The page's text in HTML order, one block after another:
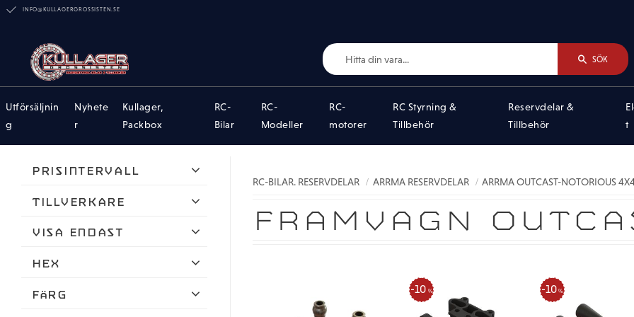
INFO@KULLAGERGROSSISTEN.SE
SÖK
Utförsäljnin
g
Nyhete
r
Kullager,
Packbox
RC-
Bilar
RC-
Modeller
RC-
motorer
RC Styrning &
Tillbehör
Reservdelar &
Tillbehör
t
Prisintervall
Tillverkare
Louise RC World
Visa endast
HEX
Färg
FRAMVAGN
RC-BILAR. RESERVDELAR ARRMA RESERVDELAR ARRMA OUTCAST-NOTORIOUS
10 % 10 %